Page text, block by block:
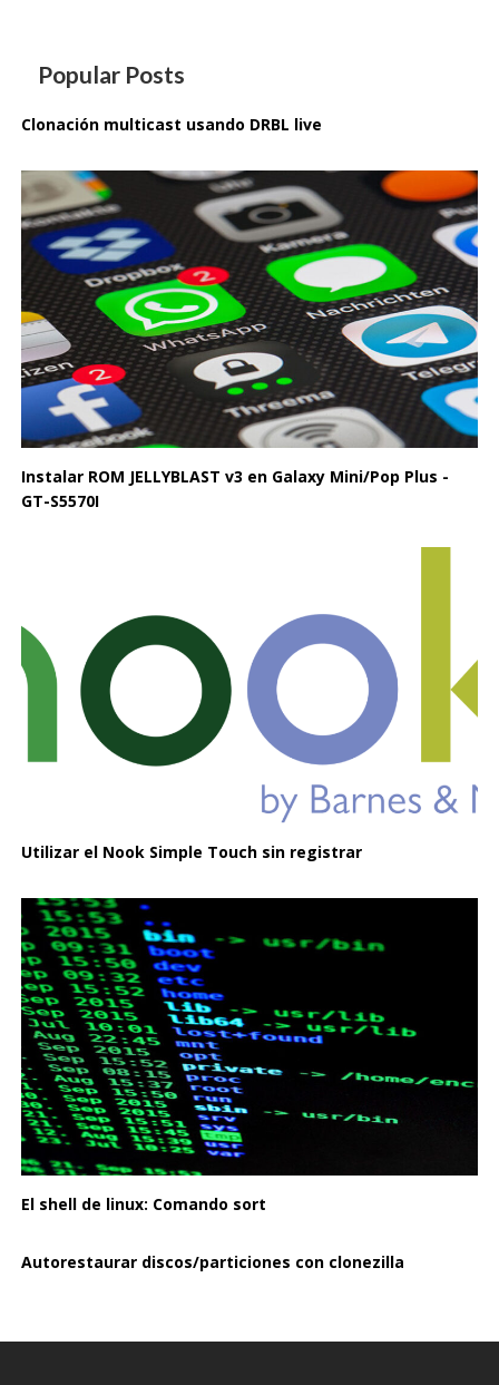
Popular Posts
Clonación multicast usando DRBL live
Instalar ROM JELLYBLAST v3 en Galaxy Mini/Pop Plus -
GT-S5570I
Utilizar el Nook Simple Touch sin registrar
El shell de linux: Comando sort
Autorestaurar discos/particiones con clonezilla